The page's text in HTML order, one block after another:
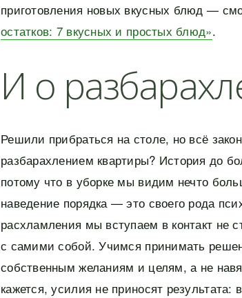
приготовления новых вкусных блюд —
остатков: 7 вкусных и простых блюд».
И о
Решили прибраться на столе, но всё
разбарахлением квартиры? История до
потому что в уборке мы видим нечто
наведение порядка — это своего рода
расхламления мы вступаем в контакт не
с самими собой. Учимся принимать
собственным желаниям и целям, а не
кажется, усилия не приносят